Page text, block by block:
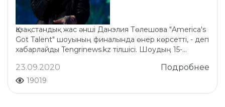
Қазақстандық жас әнші Данэлия Төлешова "America's
Got Talent" шоуының финалында өнер көрсетті, - деп
хабарлайды Tengrinews.kz тілшісі. Шоудың 15-...
Подробнее
23.09.2020
19019